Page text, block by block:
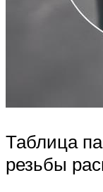
Таблица
резьбы